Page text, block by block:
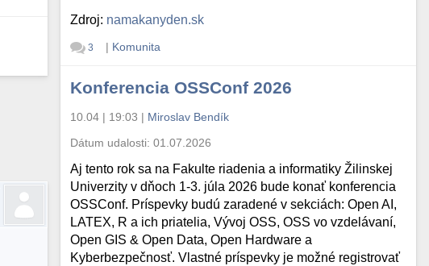
Zdroj: namakanyden.sk
3 | Komunita
Konferencia OSSConf 2026
10.04 | 19:03 | Miroslav Bendík
Dátum udalosti:01.07.2026
Aj tento rok sa na Fakulte riadenia a informatiky Žilinskej
Univerzity v dňoch 1-3. júla 2026 bude konať konferencia
OSSConf. Príspevky budú zaradené v sekciách: Open AI,
LATEX, R a ich priatelia, Vývoj OSS, OSS vo vzdelávaní,
Open GIS & Open Data, Open Hardware a
Kyberbezpečnosť. Vlastné príspevky je možné registrovať